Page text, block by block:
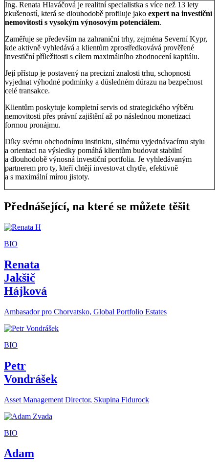
Ing. Renata Hlaváčová je realitní specialistka s více než 13 lety
zkušeností, která se dlouhodobě profiluje jako expert na investiční
nemovitosti s vysokým výnosovým potenciálem.
Zaměřuje se především na zahraniční trhy, zejména Severní Kypr,
kde aktivně vyhledává a klientům zprostředkovává prověřené
investiční příležitosti s cílem maximálního zhodnocení kapitálu.
Její přístup je postavený na precizní znalosti trhu, schopnosti
vyjednat výhodné podmínky a důsledném důrazu na bezpečnost
celé transakce.
Klientům poskytuje kompletní servis od strategického výběru
nemovitosti přes právní zajištění až po následnou monetizaci
formou pronájmu.
Díky svému obchodnímu instinktu, silnému vyjednávacímu stylu
a orientaci na výsledky pomáhá klientům budovat stabilní
a dlouhodobě výnosná investiční portfolia. Je vyhledávaným
partnerem pro ty, kteří chtějí investovat chytře, efektivně
a s maximální mírou jistoty.
Přednášející, na které se můžete těšit
BIO
Renata
Jakšič
Hájková
Ambasador pro Chorvatsko, Global Portfolio Estates
BIO
Petr
Vondrášek
Asset Management Director, Skupina Fidurock
BIO
Adam